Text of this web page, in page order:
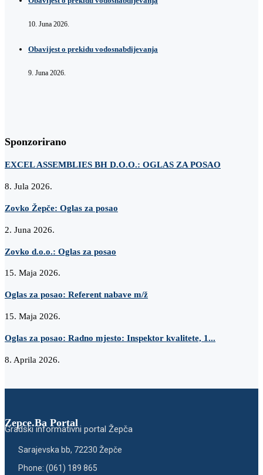
10. Juna 2026.
Obavijest o prekidu vodosnabdijevanja
9. Juna 2026.
Sponzorirano
EXCEL ASSEMBLIES BH D.O.O.: OGLAS ZA POSAO
8. Jula 2026.
Zovko Žepče: Oglas za posao
2. Juna 2026.
Zovko d.o.o.: Oglas za posao
15. Maja 2026.
Oglas za posao: Referent nabave m/ž
15. Maja 2026.
Oglas za posao: Radno mjesto: Inspektor kvalitete, 1...
8. Aprila 2026.
Zepce.Ba Portal
Gradski informativni portal Žepča
Sarajevska bb, 72230 Žepče
Phone: (061) 189 865